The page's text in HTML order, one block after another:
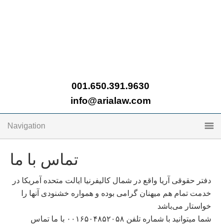
001.650.391.9630
info@arialaw.com
Navigation
تماس با ما
دفتر حقوقی آریا واقع در شمال کالیفرنیا ایالت متحده آمریکا در
خدمت تمام هم میهنان گرامی‌ بوده و همواره خشنودی آنها را
خواستار می‌باشد
شما میتوانید با شماره تلفن ۰۰۱۶۵۰۴۸۵۲۰۵۸ با ما تماس